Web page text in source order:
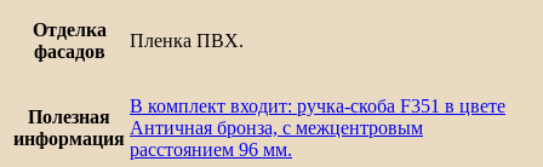
Отделка
фасадов
Пленка ПВХ.
Полезная
информация
В комплект входит: ручка-скоба F351 в цвете
Античная бронза, с межцентровым
расстоянием 96 мм.